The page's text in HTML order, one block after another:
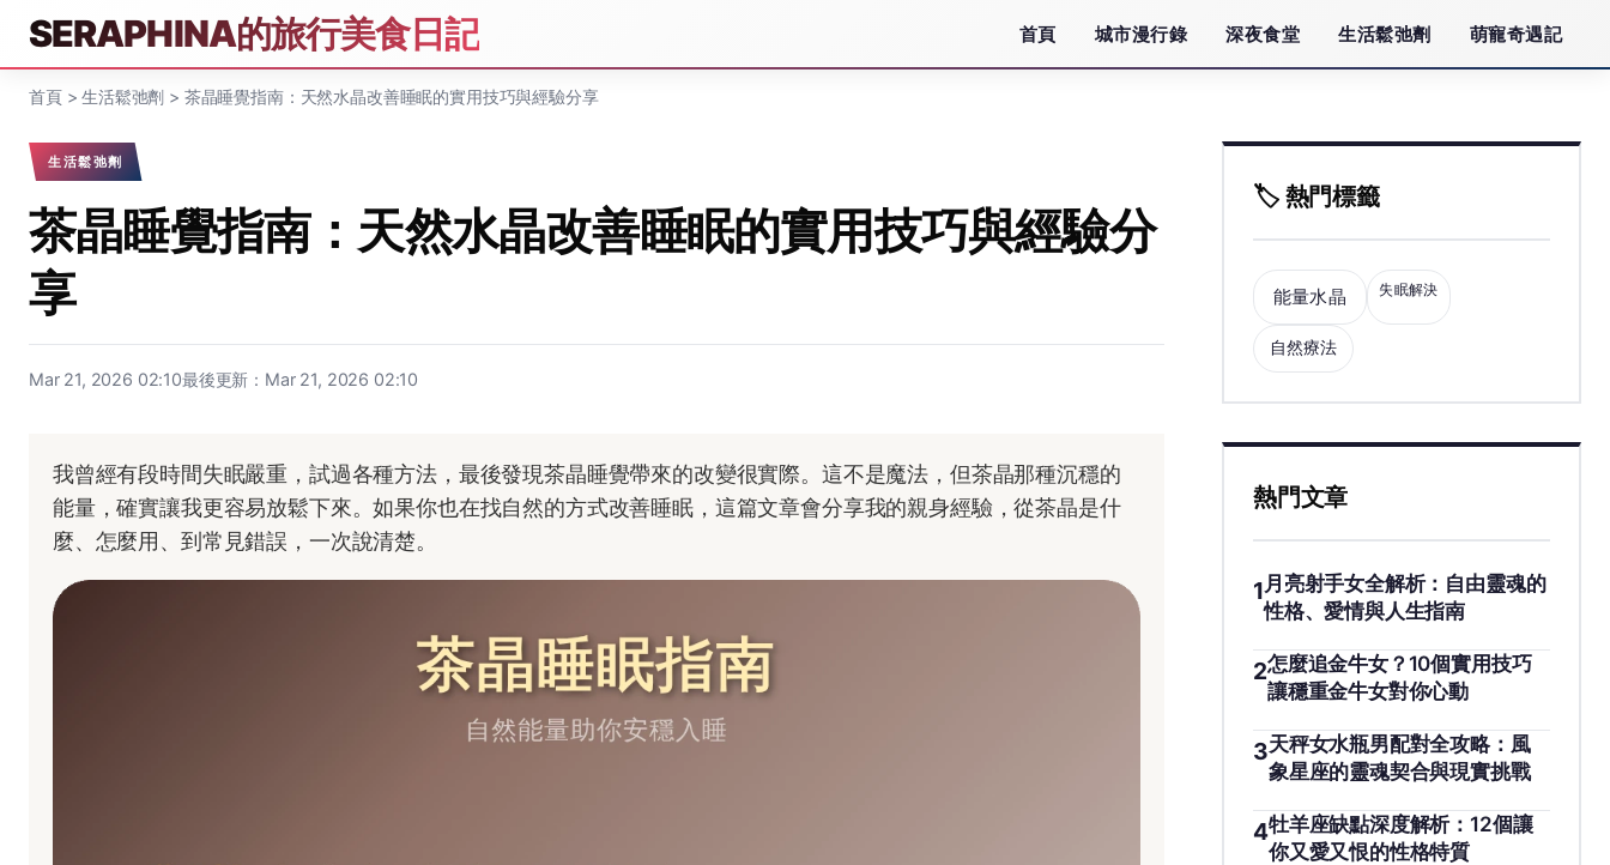
SERAPHINA的旅行美食日記 首頁 城市漫行錄 深夜食堂 生活鬆弛劑 萌寵奇遇記
首頁>生活鬆弛劑 > 茶晶睡覺指南：天然水晶改善睡眠的實用技巧與經驗分享
生活鬆弛劑
茶晶睡覺指南：天然水晶改善睡眠的實用技巧與經驗分
享
Mar 21, 2026 02:10最後更新：Mar 21, 2026 02:10
我曾經有段時間失眠嚴重，試過各種方法，最後發現茶晶睡覺帶來的改變很實際。這不是魔法，但茶晶那種沉穩的
能量，確實讓我更容易放鬆下來。如果你也在找自然的方式改善睡眠，這篇文章會分享我的親身經驗，從茶晶是什
麼、怎麼用、到常見錯誤，一次說清楚。
🏷️ 熱門標籤
能量水晶 失眠解決
自然療法
熱門文章
1 月亮射手女全解析：自由靈魂的
性格、愛情與人生指南
2怎麼追金牛女？10個實用技巧
讓穩重金牛女對你心動
3天秤女水瓶男配對全攻略：風
象星座的靈魂契合與現實挑戰
4牡羊座缺點深度解析：12個讓
你又愛又恨的性格特質